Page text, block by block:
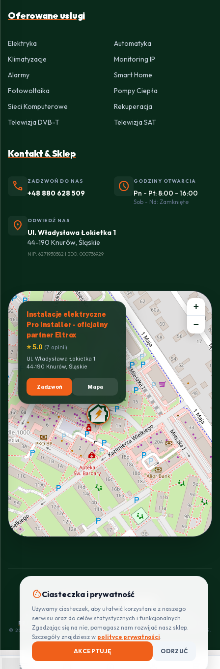
menu
Oferowane usługi
Elektryka
Automatyka
Klimatyzacje
Monitoring IP
Alarmy
Smart Home
Fotowoltaika
Pompy Ciepła
Sieci Komputerowe
Rekuperacja
Telewizja DVB-T
Telewizja SAT
Kontakt & Sklep
phone ZADZWOŃ DO NAS
+48 880 628 509 schedule GODZINY OTWARCIA
Pn - Pt: 8:00 - 16:00
Sob - Nd: Zamknięte
location_on ODWIEDŹ NAS
Ul. Władysława Łokietka 1
44-190 Knurów, Śląskie
NIP: 6271930582 | BDO: 000736929
Instalacje elektryczne
Pro Installer - oficjalny
partner Eltrox
⭐ 5.0 (7 opinii)
Ul. Władysława Łokietka 1
44-190 Knurów, Śląskie
Zadzwoń Mapa
+
−
INTERACTIVE VIEW
SZYBKIE I BEZPIECZNE PŁATNOŚCI
POLITYKA
PRYWATNOŚCI
REGULAMIN
CENNIK
DOSTAW
ZWROTY I
REKLAMACJE
© 2026 PROINSTALLER.PL - KNURÓW. WSZYSTKIE PRAWA ZASTRZEŻONE.
cookieCiasteczka i prywatność
Używamy ciasteczek, aby ułatwić korzystanie z naszego
serwisu oraz do celów statystycznych i funkcjonalnych.
Zgadzając się na nie, pomagasz nam rozwijać nasz sklep.
Szczegóły znajdziesz w polityce prywatności.
AKCEPTUJĘ
ODRZUĆ